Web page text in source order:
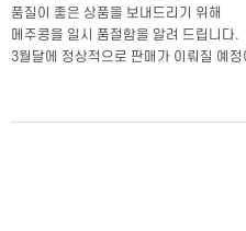
품질이 좋은 상품을 보내드리기 위해
메주콩을 일시 품절함을 알려 드립니다.
3월달에 정상적으로 판매가 이뤄질 예